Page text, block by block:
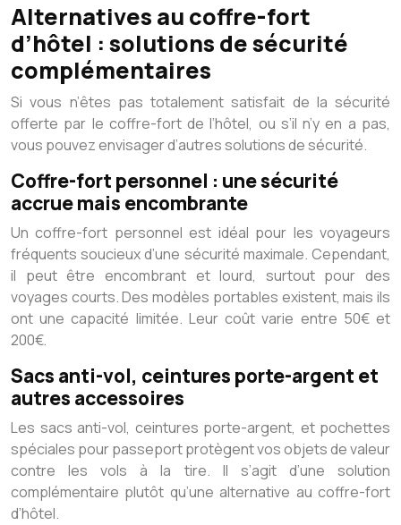
Alternatives au coffre-fort
d’hôtel : solutions de sécurité
complémentaires
Si vous n’êtes pas totalement satisfait de la sécurité
offerte par le coffre-fort de l’hôtel, ou s’il n’y en a pas,
vous pouvez envisager d’autres solutions de sécurité.
Coffre-fort personnel : une sécurité
accrue mais encombrante
Un coffre-fort personnel est idéal pour les voyageurs
fréquents soucieux d’une sécurité maximale. Cependant,
il peut être encombrant et lourd, surtout pour des
voyages courts. Des modèles portables existent, mais ils
ont une capacité limitée. Leur coût varie entre 50€ et
200€.
Sacs anti-vol, ceintures porte-argent et
autres accessoires
Les sacs anti-vol, ceintures porte-argent, et pochettes
spéciales pour passeport protègent vos objets de valeur
contre les vols à la tire. Il s’agit d’une solution
complémentaire plutôt qu’une alternative au coffre-fort
d’hôtel.